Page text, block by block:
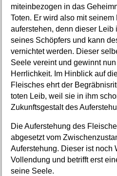
miteinbezogen in das
Toten. Er wird also mit
auferstehen, denn dieser Leib
seines Schöpfers und kann
vernichtet werden. Dieser
Seele vereint und gewinnt
Herrlichkeit. Im Hinblick auf
Fleisches ehrt der
toten Leib, weil sie in ihm
Zukunftsgestalt des
Die Auferstehung des
abgesetzt vom
Auferstehung. Dieser ist noch
Vollendung und betrifft erst
seine Seele.